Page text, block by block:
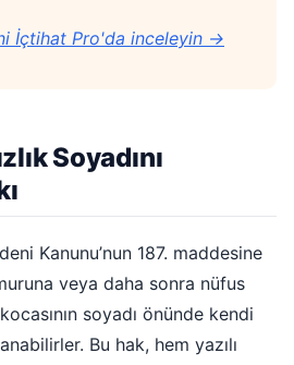
İçtihat Pro'da inceleyin →
Soyadını
Kanunu’nun 187. maddesine
veya daha sonra nüfus
soyadı önünde kendi
Bu hak, hem yazılı